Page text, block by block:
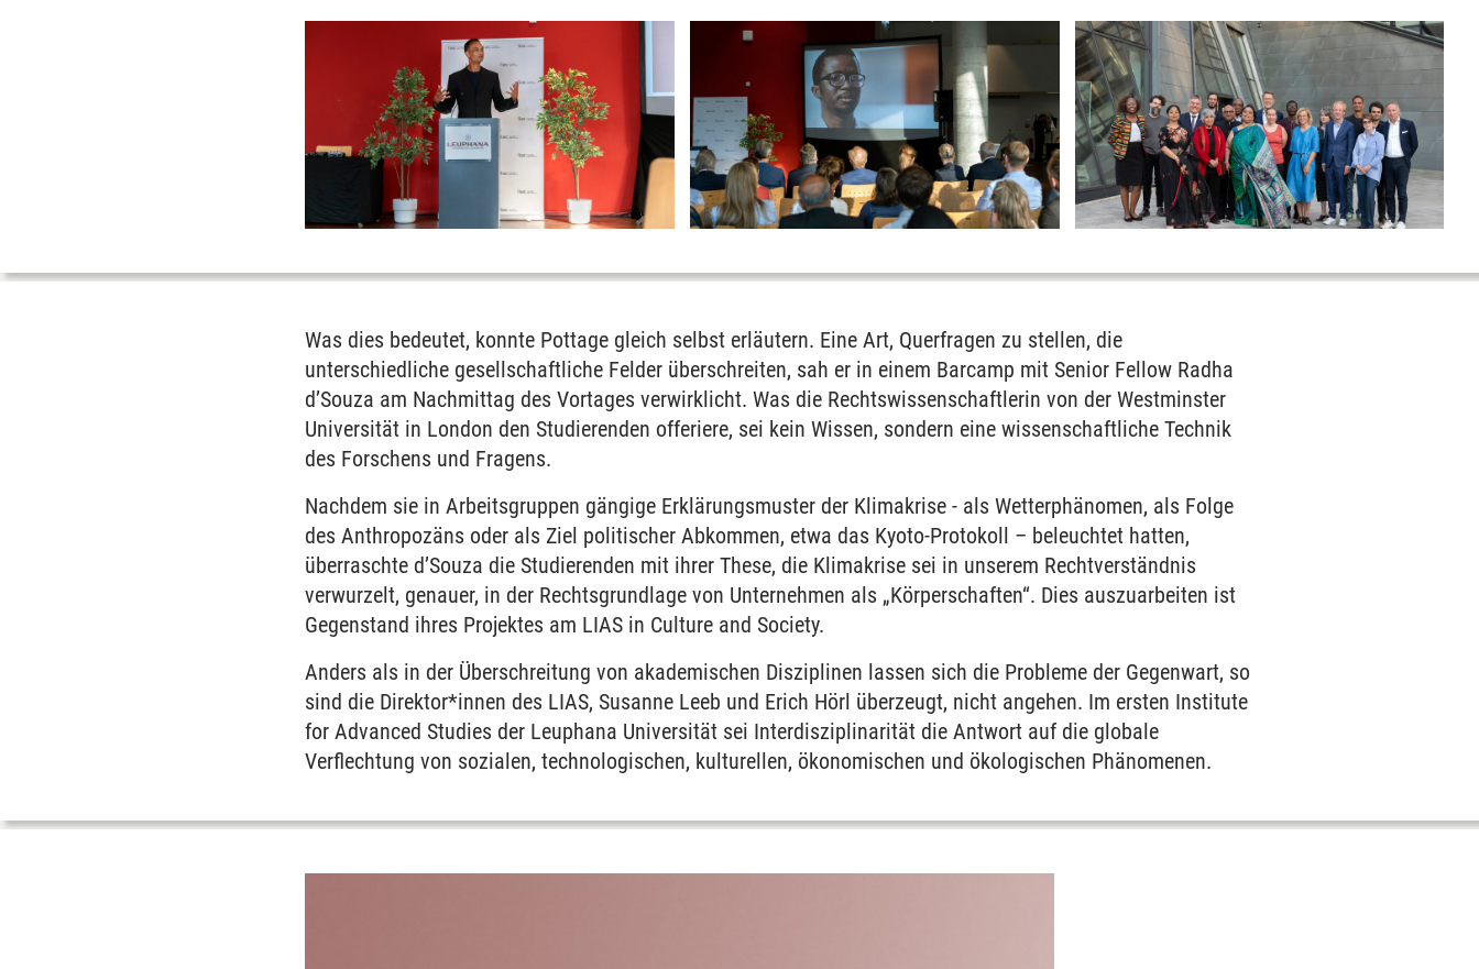
Was dies bedeutet, konnte Pottage gleich selbst erläutern. Eine Art, Querfragen zu stellen, die
unterschiedliche gesellschaftliche Felder überschreiten, sah er in einem Barcamp mit Senior Fellow Radha
d’Souza am Nachmittag des Vortages verwirklicht. Was die Rechtswissenschaftlerin von der Westminster
Universität in London den Studierenden offeriere, sei kein Wissen, sondern eine wissenschaftliche Technik
des Forschens und Fragens.
Nachdem sie in Arbeitsgruppen gängige Erklärungsmuster der Klimakrise - als Wetterphänomen, als Folge
des Anthropozäns oder als Ziel politischer Abkommen, etwa das Kyoto-Protokoll – beleuchtet hatten,
überraschte d’Souza die Studierenden mit ihrer These, die Klimakrise sei in unserem Rechtverständnis
verwurzelt, genauer, in der Rechtsgrundlage von Unternehmen als „Körperschaften“. Dies auszuarbeiten ist
Gegenstand ihres Projektes am LIAS in Culture and Society.
Anders als in der Überschreitung von akademischen Disziplinen lassen sich die Probleme der Gegenwart, so
sind die Direktor*innen des LIAS, Susanne Leeb und Erich Hörl überzeugt, nicht angehen. Im ersten Institute
for Advanced Studies der Leuphana Universität sei Interdisziplinarität die Antwort auf die globale
Verflechtung von sozialen, technologischen, kulturellen, ökonomischen und ökologischen Phänomenen.